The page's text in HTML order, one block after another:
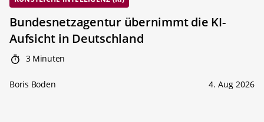
Bundesnetzagentur übernimmt die KI-
Aufsicht in Deutschland
3 Minuten
Boris Boden 4. Aug 2026